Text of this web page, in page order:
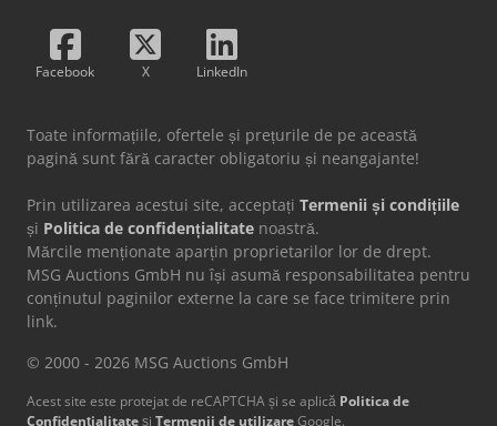
Facebook X LinkedIn
Toate informațiile, ofertele și prețurile de pe această
pagină sunt fără caracter obligatoriu și neangajante!
Prin utilizarea acestui site, acceptați Termenii și condițiile
și Politica de confidențialitate noastră.
Mărcile menționate aparțin proprietarilor lor de drept.
MSG Auctions GmbH nu își asumă responsabilitatea pentru
conținutul paginilor externe la care se face trimitere prin
link.
© 2000 - 2026 MSG Auctions GmbH
Acest site este protejat de reCAPTCHA și se aplică Politica de
Confidențialitateși Termenii de utilizareGoogle.